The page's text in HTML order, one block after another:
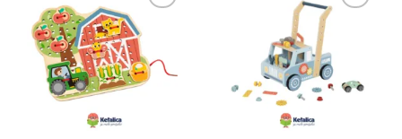
Sačuvaj
proizvod
Sačuvaj
proizvod